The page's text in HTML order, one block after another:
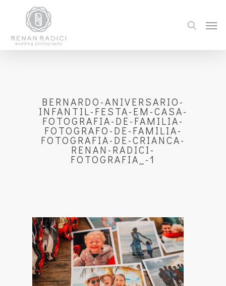
BERNARDO-ANIVERSARIO-
INFANTIL-FESTA-EM-CASA-
FOTOGRAFIA-DE-FAMILIA-
FOTOGRAFO-DE-FAMILIA-
FOTOGRAFIA-DE-CRIANCA-
RENAN-RADICI-
FOTOGRAFIA_-1